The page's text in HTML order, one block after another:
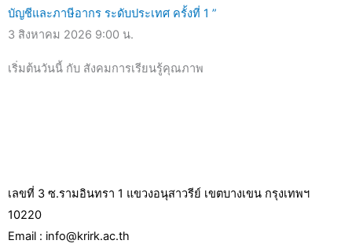
บัญชีและภาษีอากร ระดับประเทศ ครั้งที่ 1 ”
3 สิงหาคม 2026 9:00 น.
เริ่มต้นวันนี้ กับ สังคมการเรียนรู้คุณภาพ
เลขที่ 3 ซ.รามอินทรา 1 แขวงอนุสาวรีย์ เขตบางเขน กรุงเทพฯ
10220
Email : info@krirk.ac.th